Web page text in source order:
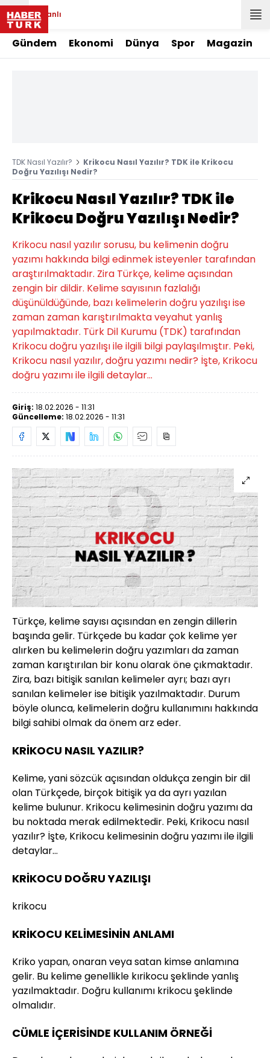
Canlı
Gündem Ekonomi Dünya Spor Magazin
TDK Nasıl Yazılır?
Krikocu Nasıl Yazılır? TDK ile Krikocu
Doğru Yazılışı Nedir?
Krikocu Nasıl Yazılır? TDK ile
Krikocu Doğru Yazılışı Nedir?
Krikocu nasıl yazılır sorusu, bu kelimenin doğru
yazımı hakkında bilgi edinmek isteyenler tarafından
araştırılmaktadır. Zira Türkçe, kelime açısından
zengin bir dildir. Kelime sayısının fazlalığı
düşünüldüğünde, bazı kelimelerin doğru yazılışı ise
zaman zaman karıştırılmakta veyahut yanlış
yapılmaktadır. Türk Dil Kurumu (TDK) tarafından
Krikocu doğru yazılışı ile ilgili bilgi paylaşılmıştır. Peki,
Krikocu nasıl yazılır, doğru yazımı nedir? İşte, Krikocu
doğru yazımı ile ilgili detaylar...
Giriş: 18.02.2026 - 11:31
Güncelleme: 18.02.2026 - 11:31
Türkçe, kelime sayısı açısından en zengin dillerin
başında gelir. Türkçede bu kadar çok kelime yer
alırken bu kelimelerin doğru yazımları da zaman
zaman karıştırılan bir konu olarak öne çıkmaktadır.
Zira, bazı bitişik sanılan kelimeler ayrı; bazı ayrı
sanılan kelimeler ise bitişik yazılmaktadır. Durum
böyle olunca, kelimelerin doğru kullanımını hakkında
bilgi sahibi olmak da önem arz eder.
KRİKOCU NASIL YAZILIR?
Kelime, yani sözcük açısından oldukça zengin bir dil
olan Türkçede, birçok bitişik ya da ayrı yazılan
kelime bulunur. Krikocu kelimesinin doğru yazımı da
bu noktada merak edilmektedir. Peki, Krikocu nasıl
yazılır? İşte, Krikocu kelimesinin doğru yazımı ile ilgili
detaylar…
KRİKOCU DOĞRU YAZILIŞI
krikocu
KRİKOCU KELİMESİNİN ANLAMI
Kriko yapan, onaran veya satan kimse anlamına
gelir. Bu kelime genellikle kırikocu şeklinde yanlış
yazılmaktadır. Doğru kullanımı krikocu şeklinde
olmalıdır.
CÜMLE İÇERİSİNDE KULLANIM ÖRNEĞİ